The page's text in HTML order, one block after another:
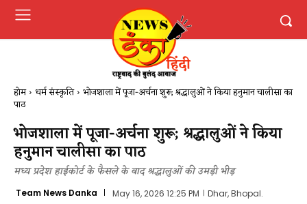
होम धर्म संस्कृति भोजशाला में पूजा-अर्चना शुरू; श्रद्धालुओं ने किया हनुमान चालीसा का
पाठ
भोजशाला में पूजा-अर्चना शुरू; श्रद्धालुओं ने किया
हनुमान चालीसा का पाठ
मध्य प्रदेश हाईकोर्ट के फैसले के बाद श्रद्धालुओं की उमड़ी भीड़
Team News Danka May 16, 2026 12:25 PM Dhar, Bhopal.